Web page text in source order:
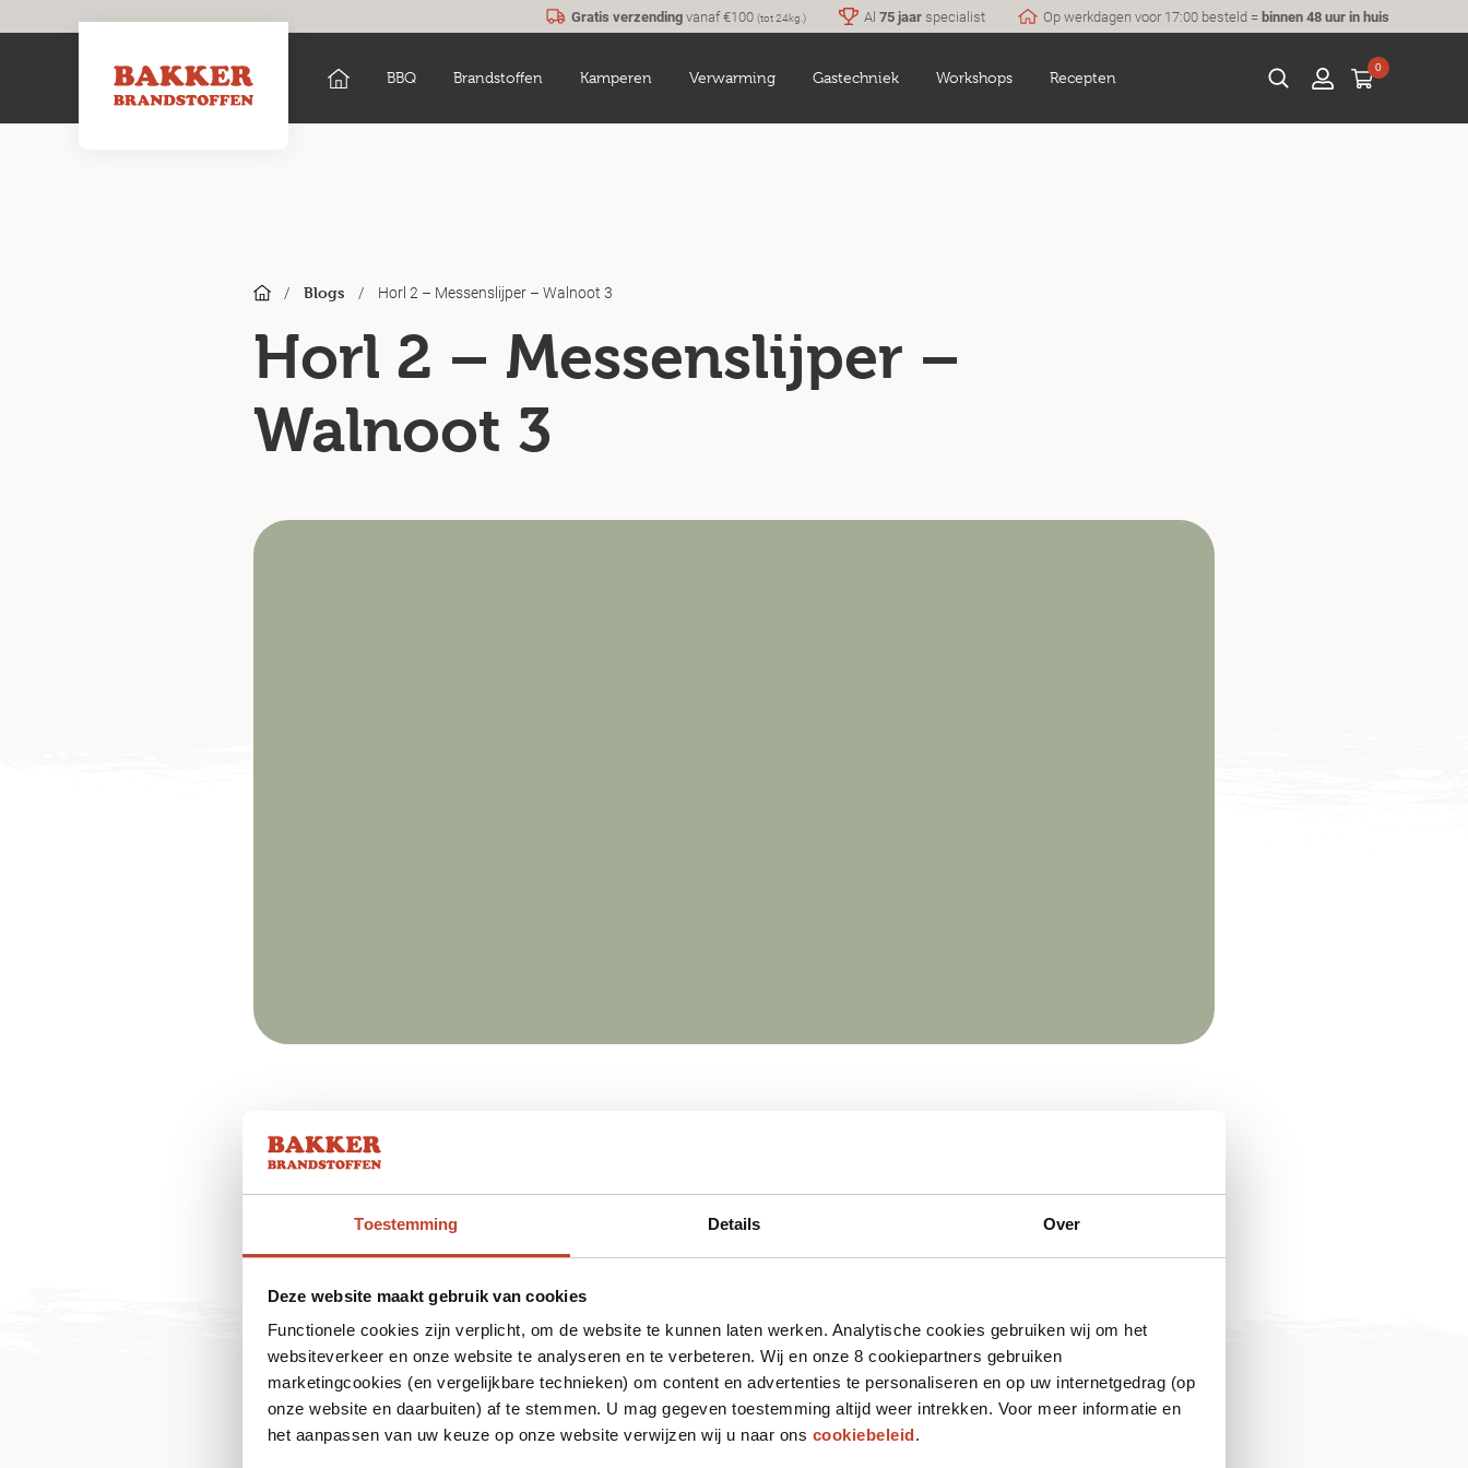
Toestemming Details Over
Deze website maakt gebruik van cookies
Functionele cookies zijn verplicht, om de website te kunnen laten werken. Analytische cookies gebruiken wij om het
websiteverkeer en onze website te analyseren en te verbeteren. Wij en onze 8 cookiepartners gebruiken
marketingcookies (en vergelijkbare technieken) om content en advertenties te personaliseren en op uw internetgedrag (op
onze website en daarbuiten) af te stemmen. U mag gegeven toestemming altijd weer intrekken. Voor meer informatie en
het aanpassen van uw keuze op onze website verwijzen wij u naar ons cookiebeleid.
Gratis verzendingvanaf €100 (tot 24kg.) Al 75 jaarspecialist Op werkdagen voor 17:00 besteld =binnen 48 uur in huis
BBQ Brandstoffen Kamperen Verwarming Gastechniek Workshops Recepten
0
/ Blogs / Horl 2 – Messenslijper – Walnoot 3
Horl 2 – Messenslijper –
Walnoot 3